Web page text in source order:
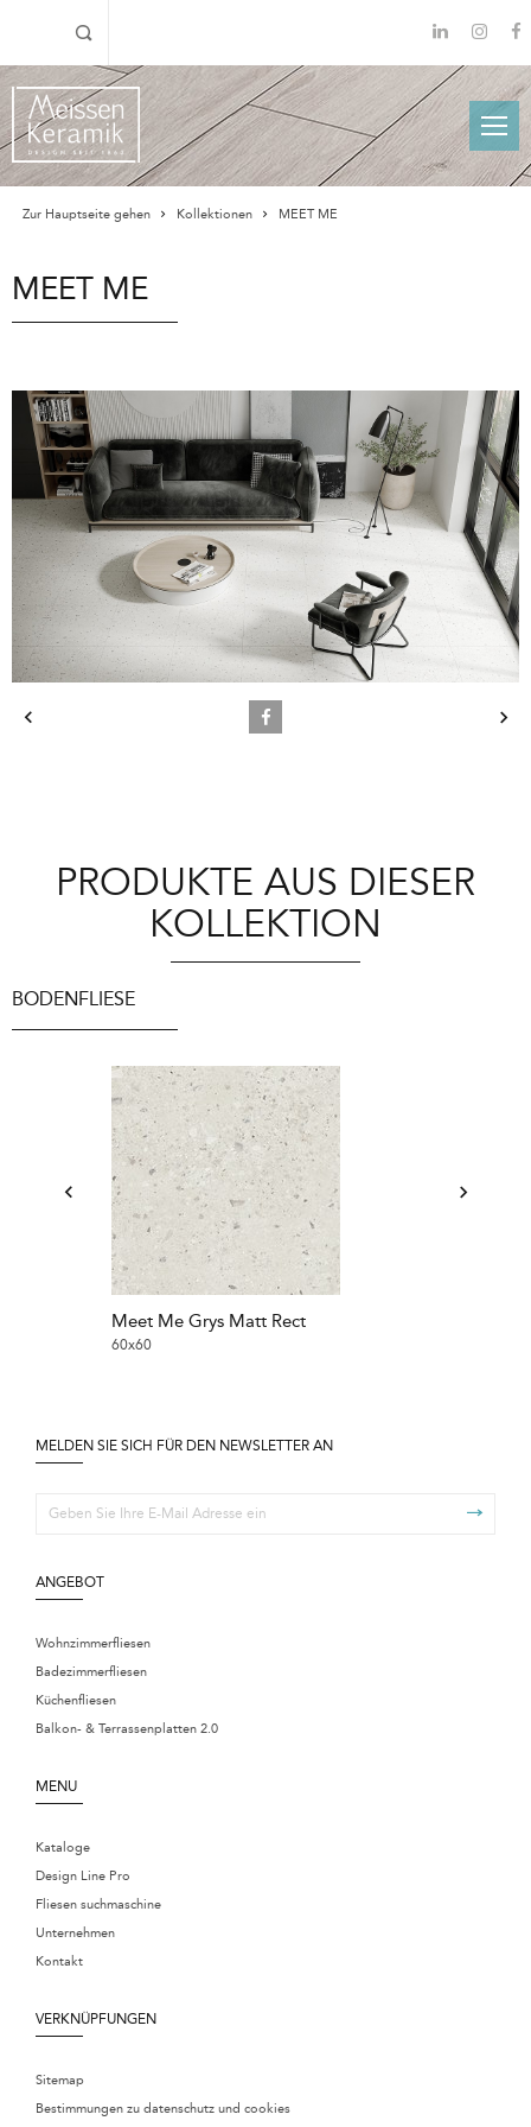
Zur Hauptseite gehen Kollektionen MEET ME
MEET ME
PRODUKTE AUS DIESER
KOLLEKTION
BODENFLIESE
Meet Me Grys Matt Rect
60x60
MELDEN SIE SICH FÜR DEN NEWSLETTER AN
ANGEBOT
Wohnzimmerfliesen
Badezimmerfliesen
Küchenfliesen
Balkon- & Terrassenplatten 2.0
MENU
Kataloge
Design Line Pro
Fliesen suchmaschine
Unternehmen
Kontakt
VERKNÜPFUNGEN
Sitemap
Bestimmungen zu datenschutz und cookies